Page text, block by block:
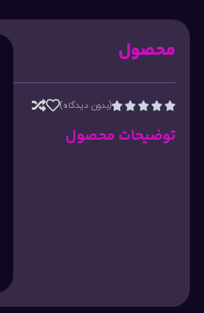
محصول




(بدون دیدگاه)
توضیحات محصول